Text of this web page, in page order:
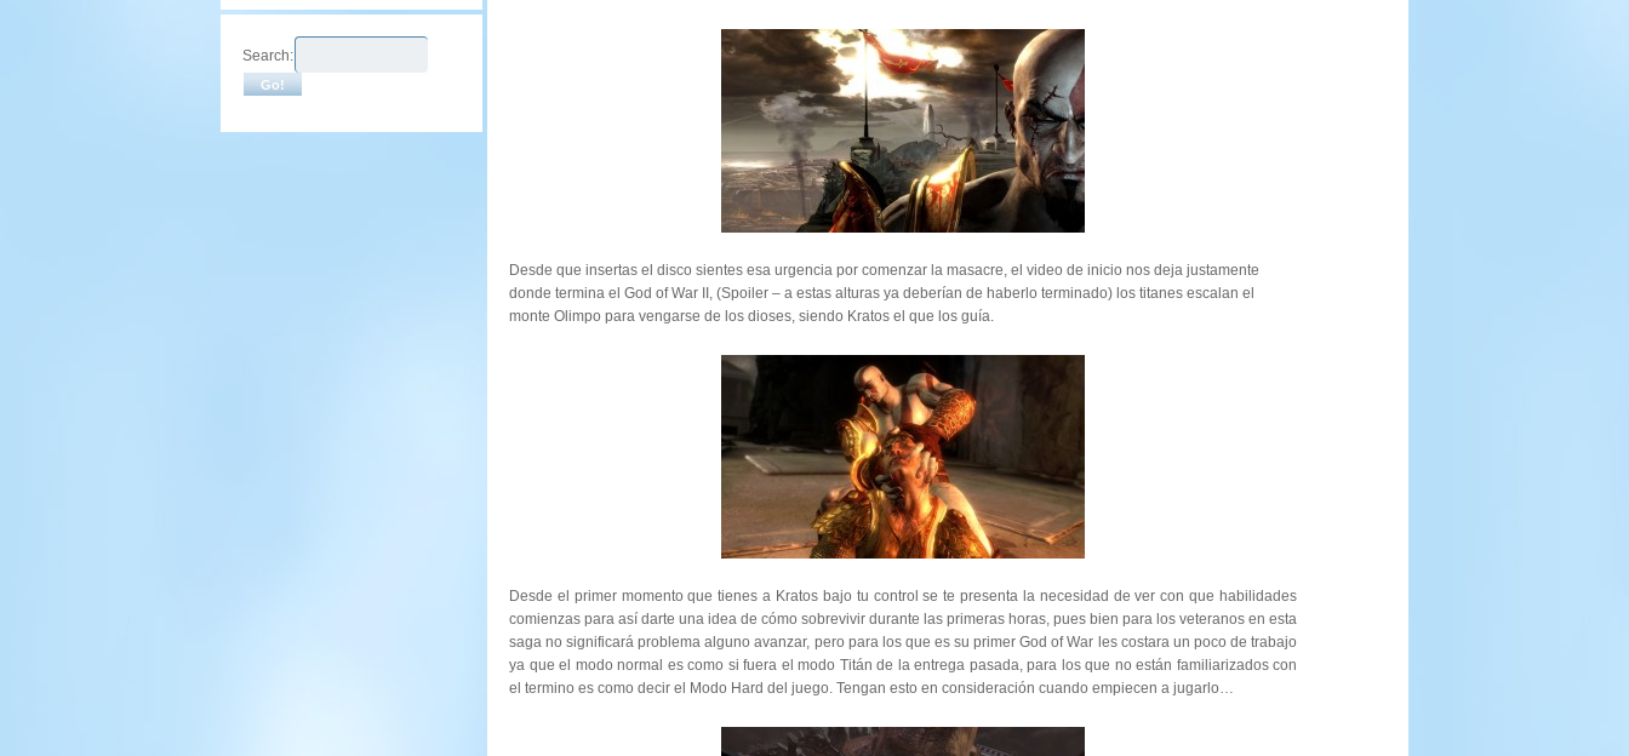
Search:
Desde que insertas el disco sientes esa urgencia por comenzar la masacre, el video de inicio nos deja justamente
donde termina el God of War II, (Spoiler – a estas alturas ya deberían de haberlo terminado) los titanes escalan el
monte Olimpo para vengarse de los dioses, siendo Kratos el que los guía.
Desde el primer momento que tienes a Kratos bajo tu control se te presenta la necesidad de ver con que habilidades
comienzas para así darte una idea de cómo sobrevivir durante las primeras horas, pues bien para los veteranos en esta
saga no significará problema alguno avanzar, pero para los que es su primer God of War les costara un poco de trabajo
ya que el modo normal es como si fuera el modo Titán de la entrega pasada, para los que no están familiarizados con
el termino es como decir el Modo Hard del juego. Tengan esto en consideración cuando empiecen a jugarlo…